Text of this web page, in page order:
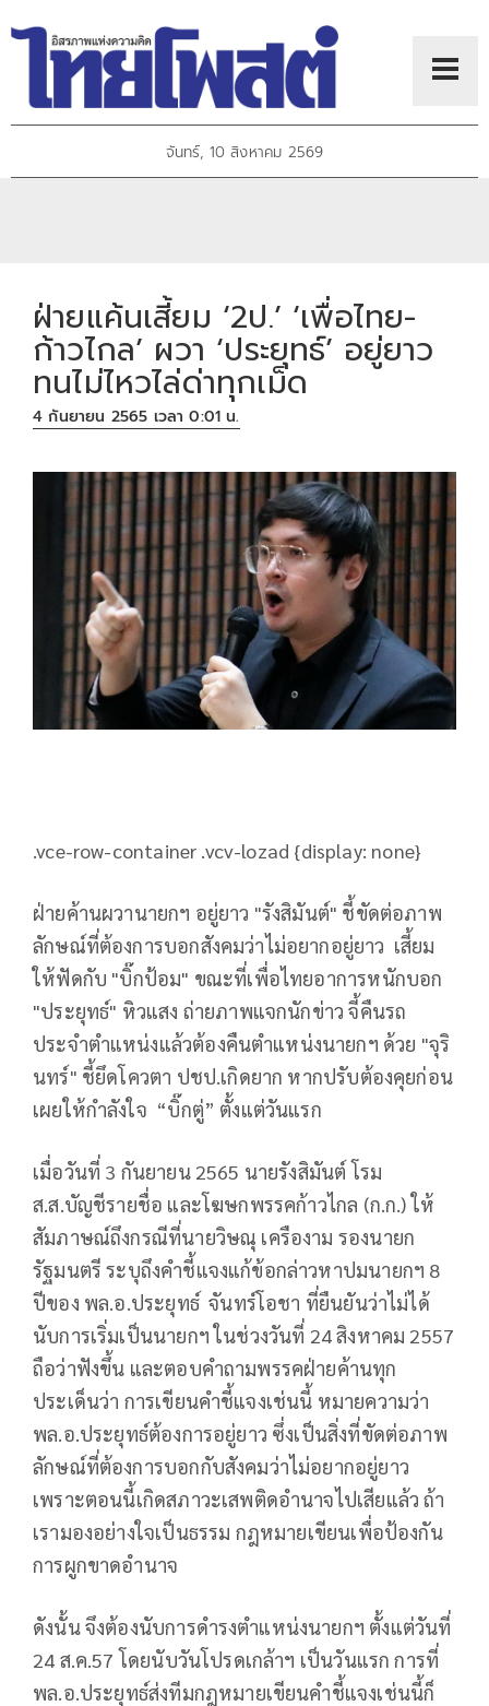
จันทร์, 10 สิงหาคม 2569
ฝ่ายแค้นเสี้ยม ‘2ป.’ ‘เพื่อไทย-
ก้าวไกล’ ผวา ‘ประยุทธ์’ อยู่ยาว
ทนไม่ไหวไล่ด่าทุกเม็ด
4 กันยายน 2565 เวลา 0:01 น.
.vce-row-container .vcv-lozad {display: none}
ฝ่ายค้านผวานายกฯ อยู่ยาว "รังสิมันต์" ชี้ขัดต่อภาพ
ลักษณ์ที่ต้องการบอกสังคมว่าไม่อยากอยู่ยาว เสี้ยม
ให้ฟัดกับ "บิ๊กป้อม" ขณะที่เพื่อไทยอาการหนักบอก
"ประยุทธ์" หิวแสง ถ่ายภาพแจกนักข่าว จี้คืนรถ
ประจำตำแหน่งแล้วต้องคืนตำแหน่งนายกฯ ด้วย "จุริ
นทร์" ชี้ยึดโควตา ปชป.เกิดยาก หากปรับต้องคุยก่อน
เผยให้กำลังใจ “บิ๊กตู่” ตั้งแต่วันแรก
เมื่อวันที่ 3 กันยายน 2565 นายรังสิมันต์ โรม
ส.ส.บัญชีรายชื่อ และโฆษกพรรคก้าวไกล (ก.ก.) ให้
สัมภาษณ์ถึงกรณีที่นายวิษณุ เครืองาม รองนายก
รัฐมนตรี ระบุถึงคำชี้แจงแก้ข้อกล่าวหาปมนายกฯ 8
ปีของ พล.อ.ประยุทธ์ จันทร์โอชา ที่ยืนยันว่าไม่ได้
นับการเริ่มเป็นนายกฯ ในช่วงวันที่ 24 สิงหาคม 2557
ถือว่าฟังขึ้น และตอบคำถามพรรคฝ่ายค้านทุก
ประเด็นว่า การเขียนคำชี้แจงเช่นนี้ หมายความว่า
พล.อ.ประยุทธ์ต้องการอยู่ยาว ซึ่งเป็นสิ่งที่ขัดต่อภาพ
ลักษณ์ที่ต้องการบอกกับสังคมว่าไม่อยากอยู่ยาว
เพราะตอนนี้เกิดสภาวะเสพติดอำนาจไปเสียแล้ว ถ้า
เรามองอย่างใจเป็นธรรม กฎหมายเขียนเพื่อป้องกัน
การผูกขาดอำนาจ
ดังนั้น จึงต้องนับการดำรงตำแหน่งนายกฯ ตั้งแต่วันที่
24 ส.ค.57 โดยนับวันโปรดเกล้าฯ เป็นวันแรก การที่
พล.อ.ประยุทธ์ส่งทีมกฎหมายเขียนคำชี้แจงเช่นนี้ก็